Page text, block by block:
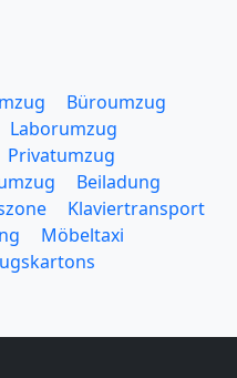
Büroumzug
Laborumzug
Privatumzug
Beiladung
Klaviertransport
Möbeltaxi